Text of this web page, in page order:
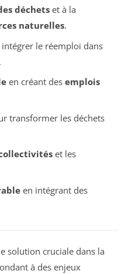
déchetset à la
naturelles.
le réemploi dans
en créant des emplois
transformer les déchets
et les
en intégrant des
solution cruciale dans la
à des enjeux